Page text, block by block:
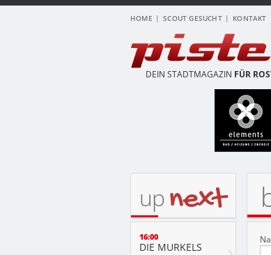
HOME SCOUT GESUCHT KONTAKT
DEIN STADTMAGAZIN FÜR
upnext
16:00
DIE MURKELS